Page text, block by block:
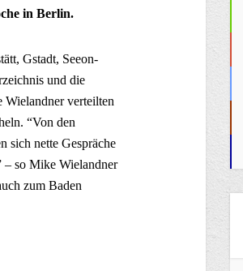
in Berlin.
Gstadt, Seeon-
und die
verteilten
“Von den
sich nette Gespräche
– so Mike Wielandner
zum Baden